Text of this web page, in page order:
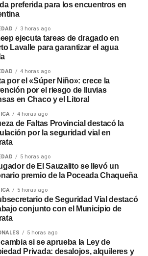
preferida para los encuentros en
3 horas ago
ejecuta tareas de dragado en
Lavalle para garantizar el agua
4 horas ago
por el «Súper Niño»: crece la
por el riesgo de lluvias
en Chaco y el Litoral
4 horas ago
de Faltas Provincial destacó la
por la seguridad vial en
5 horas ago
de El Sauzalito se llevó un
premio de la Poceada Chaqueña
5 horas ago
de Seguridad Vial destacó
conjunto con el Municipio de
5 horas ago
si se aprueba la Ley de
Privada: desalojos, alquileres y